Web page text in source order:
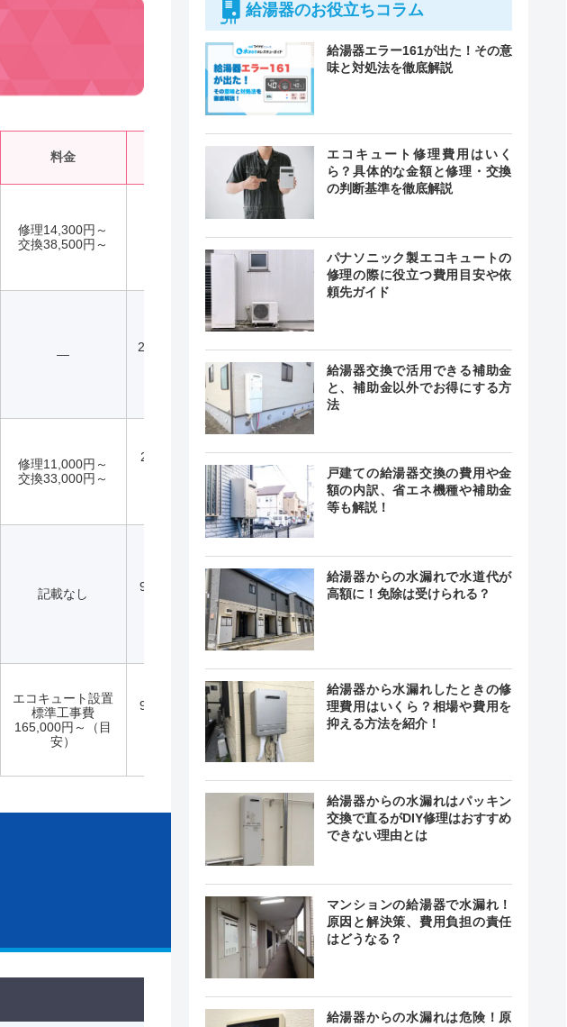
料金 緊急駆けつけ
修理14,300円～
交換38,500円～
最短20分
―
24時間365日
最短30分
修理11,000円～
交換33,000円～
24時間 年中
最短20分
記載なし
9:00～21:00
記載なし
エコキュート設置
標準工事費
165,000円～（目
安）
9:00〜18:00
日曜日、祝
―
給湯器のお役立ちコラム
給湯器エラー161が出た！その意
味と対処法を徹底解説
エコキュート修理費用はいく
ら？具体的な金額と修理・交換
の判断基準を徹底解説
パナソニック製エコキュートの
修理の際に役立つ費用目安や依
頼先ガイド
給湯器交換で活用できる補助金
と、補助金以外でお得にする方
法
戸建ての給湯器交換の費用や金
額の内訳、省エネ機種や補助金
等も解説！
給湯器からの水漏れで水道代が
高額に！免除は受けられる？
給湯器から水漏れしたときの修
理費用はいくら？相場や費用を
抑える方法を紹介！
給湯器からの水漏れはパッキン
交換で直るがDIY修理はおすすめ
できない理由とは
マンションの給湯器で水漏れ！
原因と解決策、費用負担の責任
はどうなる？
給湯器からの水漏れは危険！原